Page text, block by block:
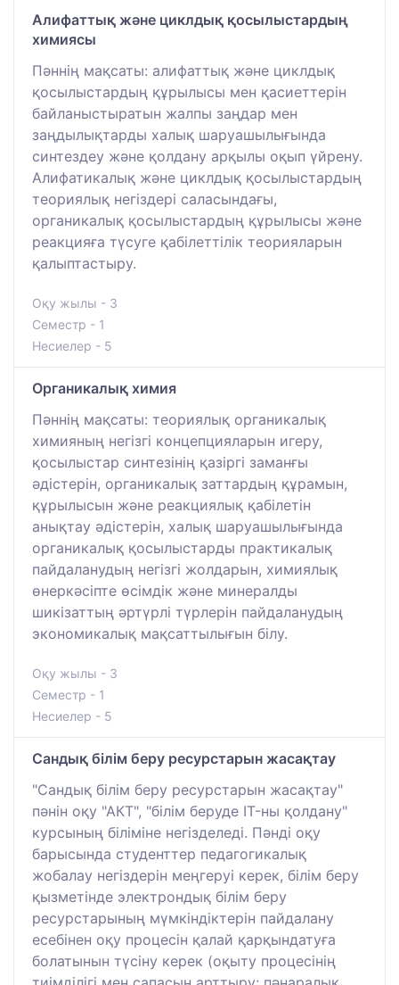
Алифаттық және циклдық қосылыстардың
химиясы
Пәннің мақсаты: алифаттық және циклдық
қосылыстардың құрылысы мен қасиеттерін
байланыстыратын жалпы заңдар мен
заңдылықтарды халық шаруашылығында
синтездеу және қолдану арқылы оқып үйрену.
Алифатикалық және циклдық қосылыстардың
теориялық негіздері саласындағы,
органикалық қосылыстардың құрылысы және
реакцияға түсуге қабілеттілік теорияларын
қалыптастыру.
Оқу жылы - 3
Семестр - 1
Несиелер - 5
Органикалық химия
Пәннің мақсаты: теориялық органикалық
химияның негізгі концепцияларын игеру,
қосылыстар синтезінің қазіргі заманғы
әдістерін, органикалық заттардың құрамын,
құрылысын және реакциялық қабілетін
анықтау әдістерін, халық шаруашылығында
органикалық қосылыстарды практикалық
пайдаланудың негізгі жолдарын, химиялық
өнеркәсіпте өсімдік және минералды
шикізаттың әртүрлі түрлерін пайдаланудың
экономикалық мақсаттылығын білу.
Оқу жылы - 3
Семестр - 1
Несиелер - 5
Сандық білім беру ресурстарын жасақтау
"Сандық білім беру ресурстарын жасақтау"
пәнін оқу "АКТ", "білім беруде IT-ны қолдану"
курсының біліміне негізделеді. Пәнді оқу
барысында студенттер педагогикалық
жобалау негіздерін меңгеруі керек, білім беру
қызметінде электрондық білім беру
ресурстарының мүмкіндіктерін пайдалану
есебінен оқу процесін қалай қарқындатуға
болатынын түсіну керек (оқыту процесінің